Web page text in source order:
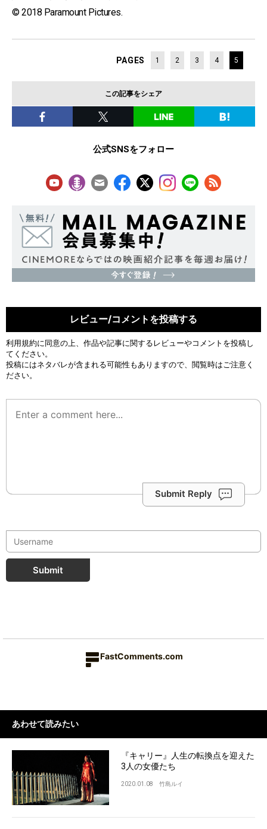
© 2018 Paramount Pictures.
PAGES 1 2 3 4 5
この記事をシェア
公式SNSをフォロー
レビュー/コメントを投稿する
利用規約に同意の上、作品や記事に関するレビューやコメントを投稿し
てください。
投稿にはネタバレが含まれる可能性もありますので、閲覧時はご注意く
ださい。
Submit Reply
Submit
FastComments.com
あわせて読みたい
『キャリー』人生の転換点を迎えた
3人の女優たち
2020.01.08 竹島ルイ